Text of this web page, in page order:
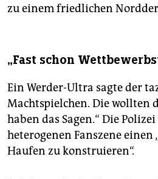
zu einem friedlichen
„Fast schon
Ein Werder-Ultra sagte der
Machtspielchen. Die wollten
haben das Sagen.“ Die
heterogenen Fanszene einen
Haufen zu konstruieren“.